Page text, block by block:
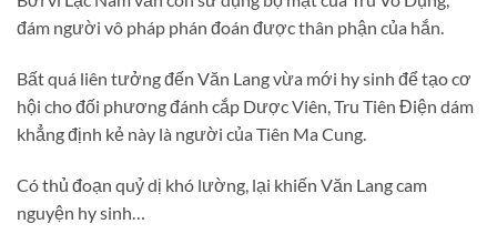
đám người vô pháp phán đoán được thân phận của hắn.
Bất quá liên tưởng đến Văn Lang vừa mới hy sinh để tạo cơ
hội cho đối phương đánh cắp Dược Viên, Tru Tiên Điện dám
khẳng định kẻ này là người của Tiên Ma Cung.
Có thủ đoạn quỷ dị khó lường, lại khiến Văn Lang cam
nguyện hy sinh…